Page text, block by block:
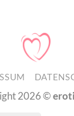
2026 ©